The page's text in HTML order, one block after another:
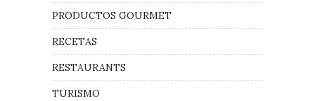
PRODUCTOS GOURMET
RECETAS
RESTAURANTS
TURISMO